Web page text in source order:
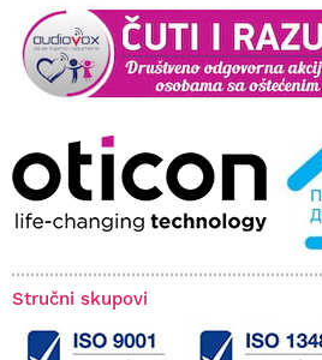
Stručni skupovi